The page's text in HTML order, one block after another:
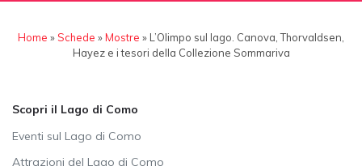
Home »Schede »Mostre » L’Olimpo sul lago. Canova, Thorvaldsen,
Hayez e i tesori della Collezione Sommariva
Scopri il Lago di Como
Eventi sul Lago di Como
Attrazioni del Lago di Como